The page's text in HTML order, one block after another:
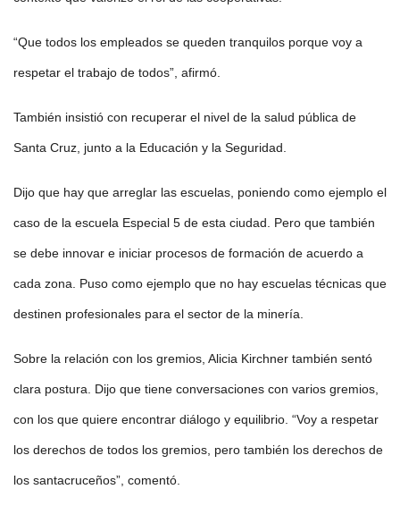
“Que todos los empleados se queden tranquilos porque voy a
respetar el trabajo de todos”, afirmó.
También insistió con recuperar el nivel de la salud pública de
Santa Cruz, junto a la Educación y la Seguridad.
Dijo que hay que arreglar las escuelas, poniendo como ejemplo el
caso de la escuela Especial 5 de esta ciudad. Pero que también
se debe innovar e iniciar procesos de formación de acuerdo a
cada zona. Puso como ejemplo que no hay escuelas técnicas que
destinen profesionales para el sector de la minería.
Sobre la relación con los gremios, Alicia Kirchner también sentó
clara postura. Dijo que tiene conversaciones con varios gremios,
con los que quiere encontrar diálogo y equilibrio. “Voy a respetar
los derechos de todos los gremios, pero también los derechos de
los santacruceños”, comentó.